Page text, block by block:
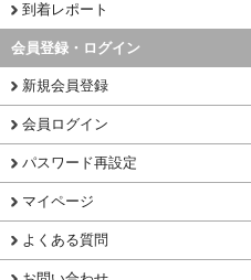
到着レポート
会員登録・ログイン
新規会員登録
会員ログイン
パスワード再設定
マイページ
よくある質問